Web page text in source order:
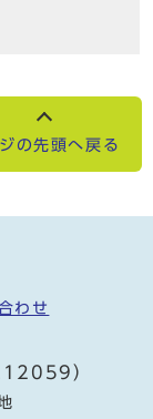
の先頭へ戻る
わせ
）